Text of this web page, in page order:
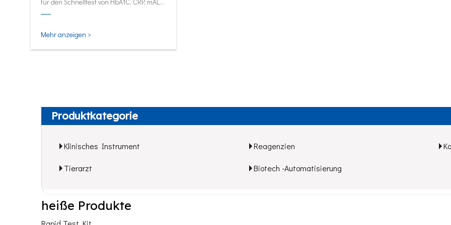
und SAA.
Mehr anzeigen >
Produktkategorie
Klinisches Instrument Reagenzien
Tierarzt Biotech -Automatisierung
heiße Produkte